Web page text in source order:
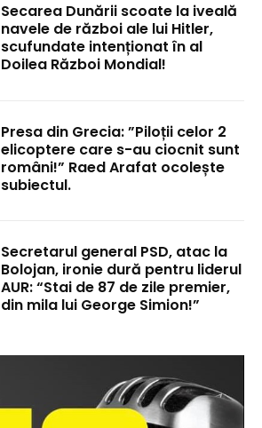
Secarea Dunării scoate la iveală
navele de război ale lui Hitler,
scufundate intenționat în al
Doilea Război Mondial!
Presa din Grecia: ”Piloții celor 2
elicoptere care s-au ciocnit sunt
români!” Raed Arafat ocolește
subiectul.
Secretarul general PSD, atac la
Bolojan, ironie dură pentru liderul
AUR: “Stai de 87 de zile premier,
din mila lui George Simion!”